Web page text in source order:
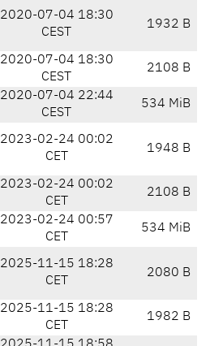
2020-07-04 18:30
CEST
1932 B
2020-07-04 18:30
CEST
2108 B
2020-07-04 22:44
CEST
534 MiB
2023-02-24 00:02
CET
1948 B
2023-02-24 00:02
CET
2108 B
2023-02-24 00:57
CET
534 MiB
2025-11-15 18:28
CET
2080 B
2025-11-15 18:28
CET
1982 B